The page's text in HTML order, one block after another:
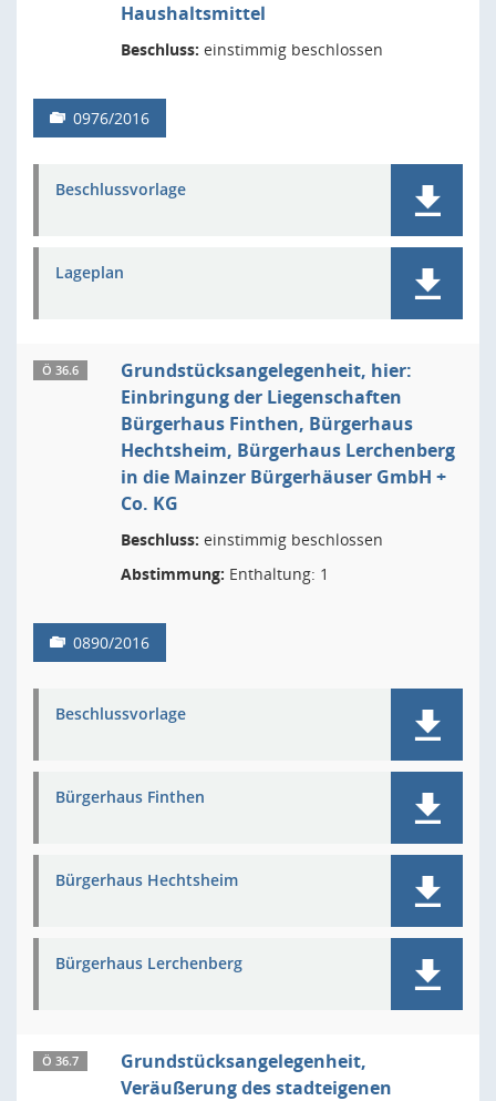
Haushaltsmittel
Beschluss: einstimmig beschlossen
0976/2016
Beschlussvorlage
Lageplan
Ö 36.6
Grundstücksangelegenheit, hier:
Einbringung der Liegenschaften
Bürgerhaus Finthen, Bürgerhaus
Hechtsheim, Bürgerhaus Lerchenberg
in die Mainzer Bürgerhäuser GmbH +
Co. KG
Beschluss: einstimmig beschlossen
Abstimmung: Enthaltung: 1
0890/2016
Beschlussvorlage
Bürgerhaus Finthen
Bürgerhaus Hechtsheim
Bürgerhaus Lerchenberg
Ö 36.7
Grundstücksangelegenheit,
Veräußerung des stadteigenen